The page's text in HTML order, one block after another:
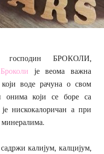
господин БРОКОЛИ,
Броколи је веома важна
воде рачуна о свом
онима који се боре са
нискокалоричан а при
калијум, калцијум,